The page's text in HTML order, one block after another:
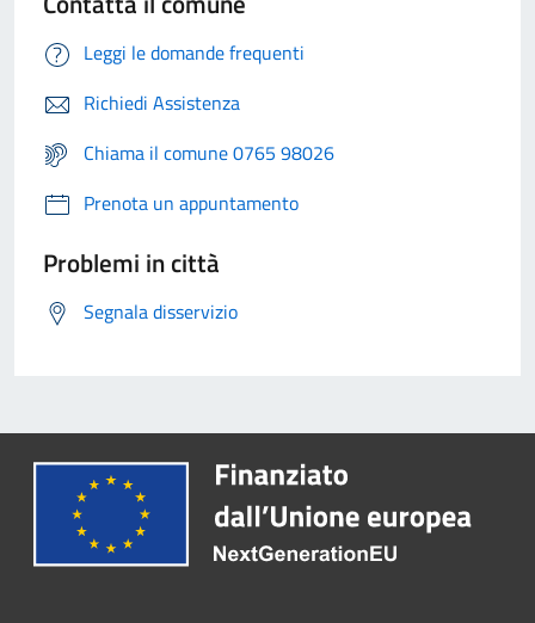
Leggi le domande frequenti
Richiedi Assistenza
Chiama il comune 0765 98026
Prenota un appuntamento
Problemi in città
Segnala disservizio